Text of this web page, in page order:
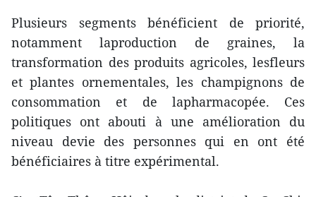
Plusieurs segments bénéficient de priorité,
notamment laproduction de graines, la
transformation des produits agricoles, lesfleurs
et plantes ornementales, les champignons de
consommation et de lapharmacopée. Ces
politiques ont abouti à une amélioration du
niveau devie des personnes qui en ont été
bénéficiaires à titre expérimental.